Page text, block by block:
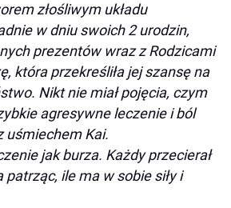
złośliwym układu
w dniu swoich 2 urodzin,
prezentów wraz z Rodzicami
która przekreśliła jej szansę na
Nikt nie miał pojęcia, czym
agresywne leczenie i ból
uśmiechem Kai.
jak burza. Każdy przecierał
ile ma w sobie siły i